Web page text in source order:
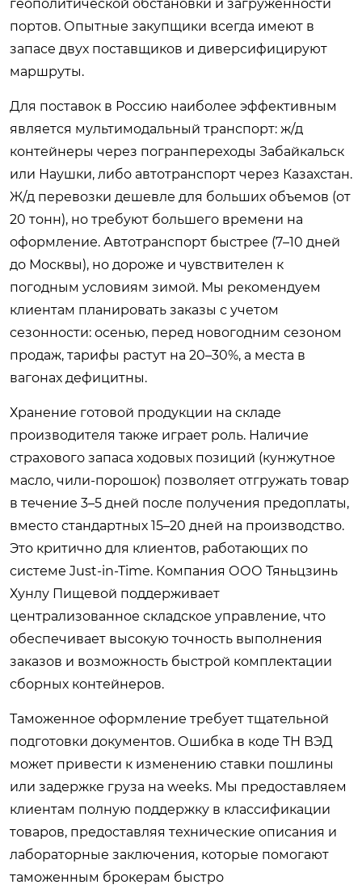
геополитической обстановки и загруженности
портов. Опытные закупщики всегда имеют в
запасе двух поставщиков и диверсифицируют
маршруты.
Для поставок в Россию наиболее эффективным
является мультимодальный транспорт: ж/д
контейнеры через погранпереходы Забайкальск
или Наушки, либо автотранспорт через Казахстан.
Ж/д перевозки дешевле для больших объемов (от
20 тонн), но требуют большего времени на
оформление. Автотранспорт быстрее (7–10 дней
до Москвы), но дороже и чувствителен к
погодным условиям зимой. Мы рекомендуем
клиентам планировать заказы с учетом
сезонности: осенью, перед новогодним сезоном
продаж, тарифы растут на 20–30%, а места в
вагонах дефицитны.
Хранение готовой продукции на складе
производителя также играет роль. Наличие
страхового запаса ходовых позиций (кунжутное
масло, чили-порошок) позволяет отгружать товар
в течение 3–5 дней после получения предоплаты,
вместо стандартных 15–20 дней на производство.
Это критично для клиентов, работающих по
системе Just-in-Time. Компания ООО Тяньцзинь
Хунлу Пищевой поддерживает
централизованное складское управление, что
обеспечивает высокую точность выполнения
заказов и возможность быстрой комплектации
сборных контейнеров.
Таможенное оформление требует тщательной
подготовки документов. Ошибка в коде ТН ВЭД
может привести к изменению ставки пошлины
или задержке груза на weeks. Мы предоставляем
клиентам полную поддержку в классификации
товаров, предоставляя технические описания и
лабораторные заключения, которые помогают
таможенным брокерам быстро